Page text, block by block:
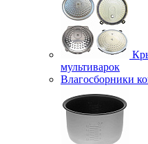
мультиварок
Влагосборники